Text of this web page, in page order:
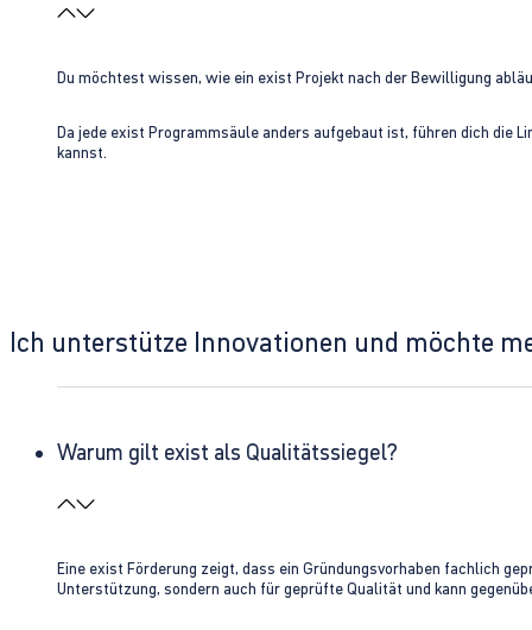
Du möchtest wissen, wie ein exist Projekt nach der Bewilligung
Da jede exist Programmsäule anders aufgebaut ist, führen dich die
kannst.
Ich unterstütze Innovationen und möchte
Warum gilt exist als Qualitätssiegel?
Eine exist Förderung zeigt, dass ein Gründungsvorhaben fachlich
Unterstützung, sondern auch für geprüfte Qualität und kann